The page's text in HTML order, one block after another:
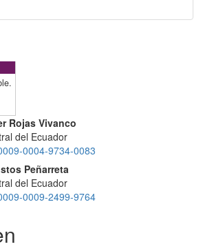
Rojas Vivanco
del Ecuador
0004-9734-0083
Peñarreta
del Ecuador
0009-2499-9764